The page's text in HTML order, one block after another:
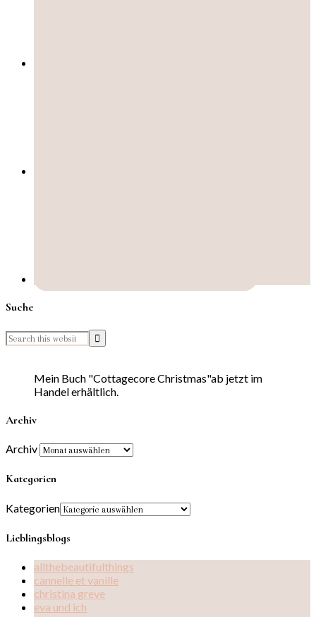
Suche
Mein Buch "Cottagecore Christmas"ab jetzt im
Handel erhältlich.
Archiv
Archiv
Kategorien
Kategorien
Lieblingsblogs
allthebeautifulthings
cannelle et vanille
christina greve
eva und ich